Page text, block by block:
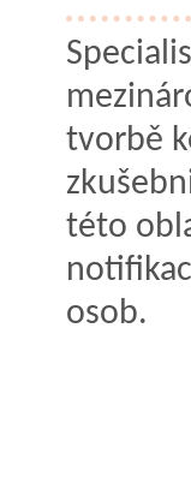
tvorbě
této
osob.